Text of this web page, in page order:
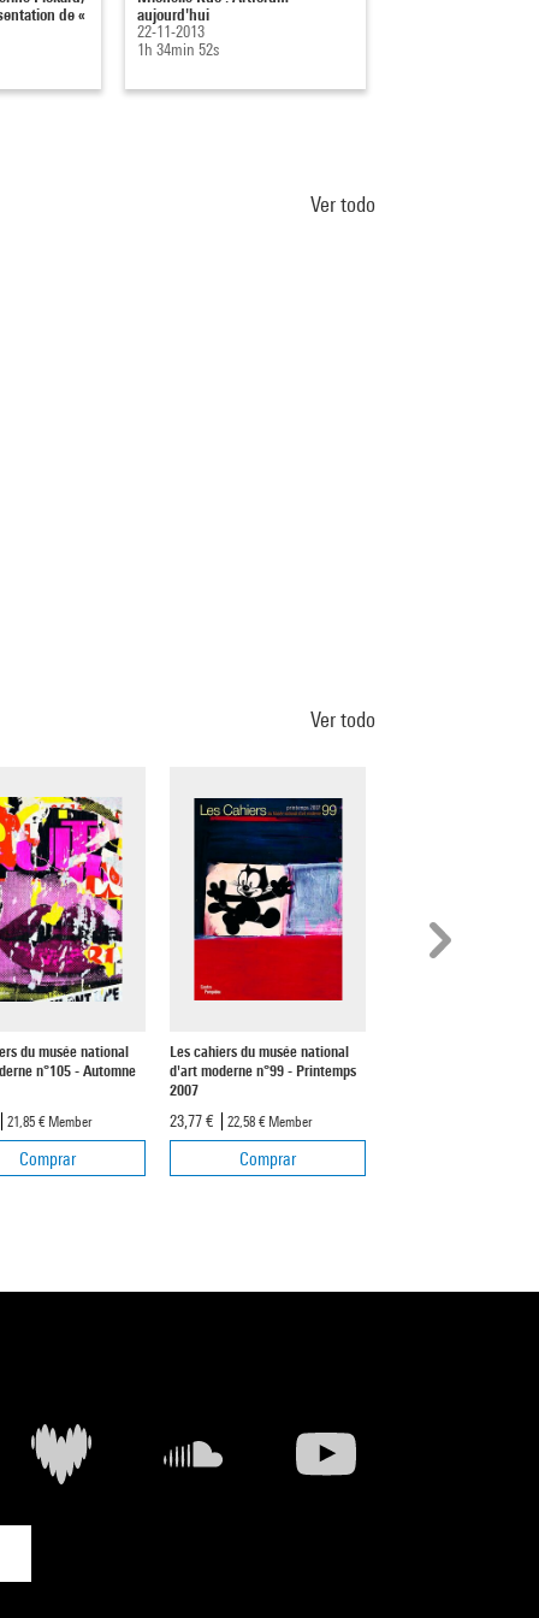
de «
aujourd'hui
22-11-2013
1h 34min 52s
Ver todo
Ver todo
du musée national
n°105 - Automne
21,85 € Member
Comprar
Les cahiers du musée national
d'art moderne n°99 - Printemps
2007
23,77 €
22,58 € Member
Comprar